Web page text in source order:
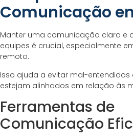
Comunicação
Manter uma comunicação clara e
equipes é crucial, especialmente
remoto.
Isso ajuda a evitar mal-
estejam alinhados em relação às
Ferramentas de
Comunicação